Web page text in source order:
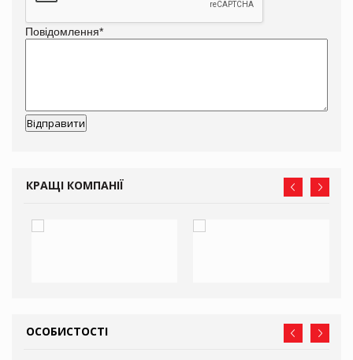
Повідомлення*
КРАЩІ КОМПАНІЇ
ОСОБИСТОСТІ